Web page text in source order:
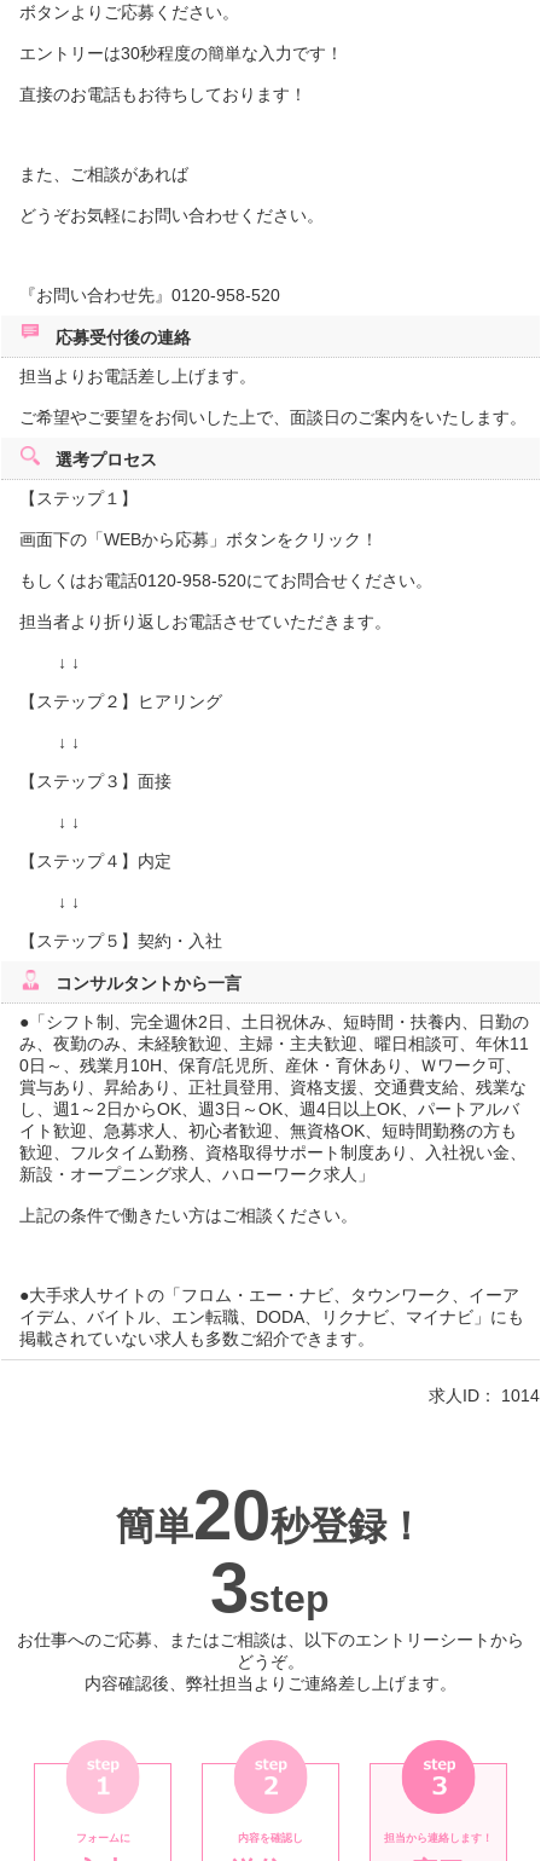
ボタンよりご応募ください。
エントリーは30秒程度の簡単な入力です！
直接のお電話もお待ちしております！
また、ご相談があれば
どうぞお気軽にお問い合わせください。
『お問い合わせ先』0120-958-520
応募受付後の連絡
担当よりお電話差し上げます。
ご希望やご要望をお伺いした上で、面談日のご案内をいたします。
選考プロセス
【ステップ１】
画面下の「WEBから応募」ボタンをクリック！
もしくはお電話0120-958-520にてお問合せください。
担当者より折り返しお電話させていただきます。
↓ ↓
【ステップ２】ヒアリング
↓ ↓
【ステップ３】面接
↓ ↓
【ステップ４】内定
↓ ↓
【ステップ５】契約・入社
コンサルタントから一言
●「シフト制、完全週休2日、土日祝休み、短時間・扶養内、日勤の
み、夜勤のみ、未経験歓迎、主婦・主夫歓迎、曜日相談可、年休11
0日～、残業月10H、保育/託児所、産休・育休あり、Ｗワーク可、
賞与あり、昇給あり、正社員登用、資格支援、交通費支給、残業な
し、週1～2日からOK、週3日～OK、週4日以上OK、パートアルバ
イト歓迎、急募求人、初心者歓迎、無資格OK、短時間勤務の方も
歓迎、フルタイム勤務、資格取得サポート制度あり、入社祝い金、
新設・オープニング求人、ハローワーク求人」
上記の条件で働きたい方はご相談ください。
●大手求人サイトの「フロム・エー・ナビ、タウンワーク、イーア
イデム、バイトル、エン転職、DODA、リクナビ、マイナビ」にも
掲載されていない求人も多数ご紹介できます。
求人ID： 1014
簡単20秒登録！
3step
お仕事へのご応募、またはご相談は、以下のエントリーシートから
どうぞ。
内容確認後、弊社担当よりご連絡差し上げます。
フォームに 内容を確認し 担当から連絡します！